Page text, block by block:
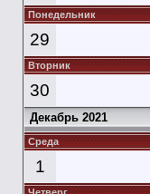
Понедельник
29
Вторник
30
Декабрь 2021
Среда
1